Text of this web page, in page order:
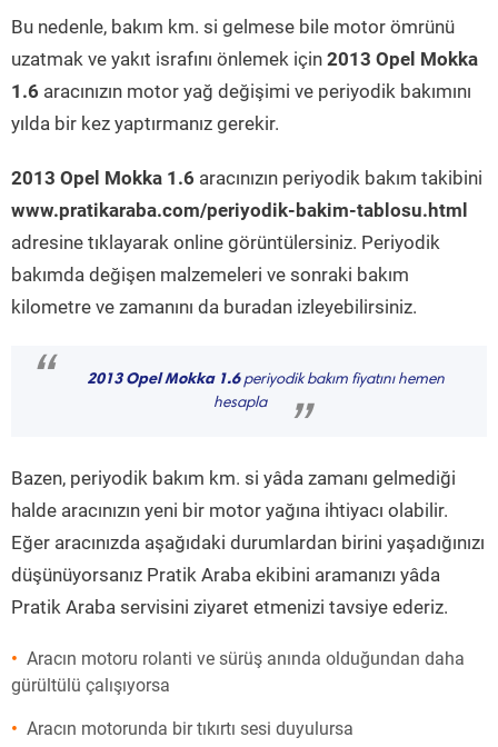
Bu nedenle, bakım km. si gelmese bile motor ömrünü
uzatmak ve yakıt israfını önlemek için 2013 Opel Mokka
1.6 aracınızın motor yağ değişimi ve periyodik bakımını
yılda bir kez yaptırmanız gerekir.
2013 Opel Mokka 1.6 aracınızın periyodik bakım takibini
www.pratikaraba.com/periyodik-bakim-tablosu.html
adresine tıklayarak online görüntülersiniz. Periyodik
bakımda değişen malzemeleri ve sonraki bakım
kilometre ve zamanını da buradan izleyebilirsiniz.
“ 2013 Opel Mokka 1.6periyodik bakım fiyatını hemen
hesapla
”
Bazen, periyodik bakım km. si yâda zamanı gelmediği
halde aracınızın yeni bir motor yağına ihtiyacı olabilir.
Eğer aracınızda aşağıdaki durumlardan birini yaşadığınızı
düşünüyorsanız Pratik Araba ekibini aramanızı yâda
Pratik Araba servisini ziyaret etmenizi tavsiye ederiz.
Aracın motoru rolanti ve sürüş anında olduğundan daha
gürültülü çalışıyorsa
Aracın motorunda bir tıkırtı sesi duyulursa